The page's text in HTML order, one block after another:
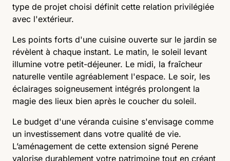
type de projet choisi définit cette relation privilégiée
avec l'extérieur.
Les points forts d'une cuisine ouverte sur le jardin se
révèlent à chaque instant. Le matin, le soleil levant
illumine votre petit-déjeuner. Le midi, la fraîcheur
naturelle ventile agréablement l'espace. Le soir, les
éclairages soigneusement intégrés prolongent la
magie des lieux bien après le coucher du soleil.
Le budget d'une véranda cuisine s'envisage comme
un investissement dans votre qualité de vie.
L’aménagement de cette extension signé Perene
valorise durablement votre patrimoine tout en créant